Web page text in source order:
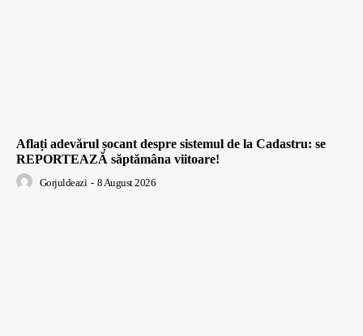
Aflați adevărul șocant despre sistemul de la Cadastru: se
REPORTEAZĂ săptămâna viitoare!
Gorjuldeazi - 8 August 2026